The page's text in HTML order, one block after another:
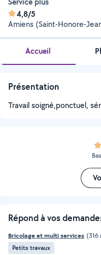
4,8/5
Amiens (Saint-Honore-
Accueil
Présentation
Travail soigné,ponctuel,
Répond à vos
Bricolage et multi services (316
Petits travaux